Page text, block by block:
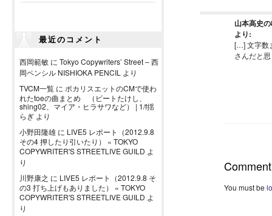
最近のコメント
西岡範敏 に Tokyo Copywriters’ Street – 西
岡ペンシル NISHIOKA PENCIL より
TVCM一覧 に ポカリスエットのCMで使わ
れたtoeの曲まとめ （ビートたけし、
shing02、マイア・ヒラサワなど） | 1/f揺
らぎ より
小野田隆雄 に LIVE5 レポート（2012.9.8
その4 押したり引いたり） « TOKYO
COPYWRITER'S STREETLIVE GUILD よ
り
川野康之 に LIVE5 レポート（2012.9.8 そ
の3 打ち上げもありました） « TOKYO
COPYWRITER'S STREETLIVE GUILD よ
り
山本高史
より:
[…] 文字数
さんだと
Comment
You must be